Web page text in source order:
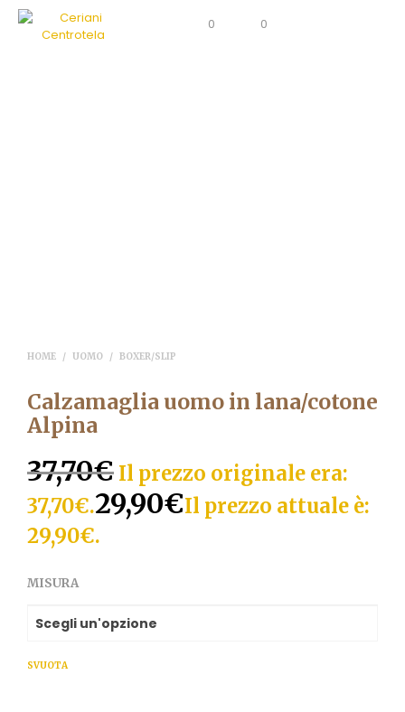
0 0
HOME / UOMO / BOXER/SLIP
Calzamaglia uomo in lana/cotone
Alpina
37,70€ Il prezzo originale era:
37,70€.29,90€Il prezzo attuale è:
29,90€.
MISURA
SVUOTA